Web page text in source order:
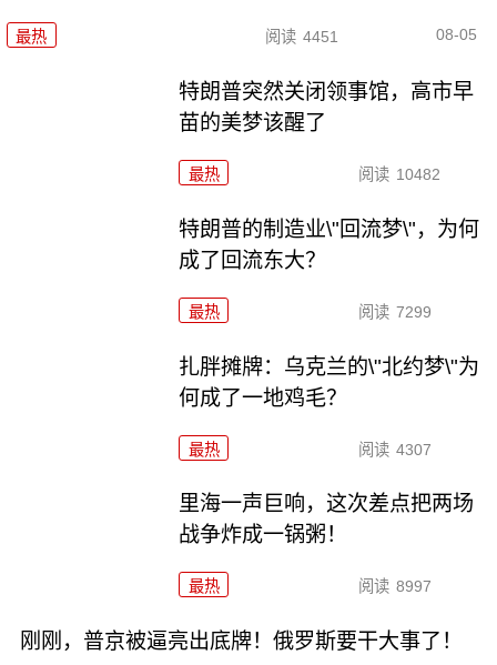
最热 阅读 4451 08-05
特朗普突然关闭领事馆，高市早
苗的美梦该醒了
最热 阅读 10482
特朗普的制造业\"回流梦\"，为何
成了回流东大？
最热 阅读 7299
扎胖摊牌：乌克兰的\"北约梦\"为
何成了一地鸡毛？
最热 阅读 4307
里海一声巨响，这次差点把两场
战争炸成一锅粥！
最热 阅读 8997
刚刚，普京被逼亮出底牌！俄罗斯要干大事了！